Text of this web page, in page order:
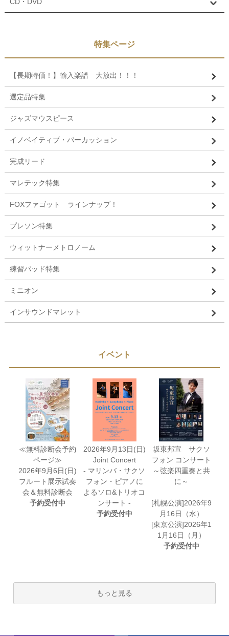
特集ページ
【長期特価！】輸入楽譜 大放出！！！
選定品特集
ジャズマウスピース
イノベイティブ・パーカッション
完成リード
マレテック特集
FOXファゴット ラインナップ！
プレソン特集
ウィットナーメトロノーム
練習パッド特集
ミニオン
インサウンドマレット
イベント
≪無料診断会予約
ページ≫
2026年9月6日(日)
フルート展示試奏
会＆無料診断会
予約受付中
2026年9月13日(日)
Joint Concert
- マリンバ・サクソ
フォン・ピアノに
よるソロ&トリオコ
ンサート -
予約受付中
坂東邦宣 サクソ
フォン コンサート
～弦楽四重奏と共
に～
[札幌公演]2026年9
月16日（水）
[東京公演]2026年1
1月16日（月）
予約受付中
もっと見る